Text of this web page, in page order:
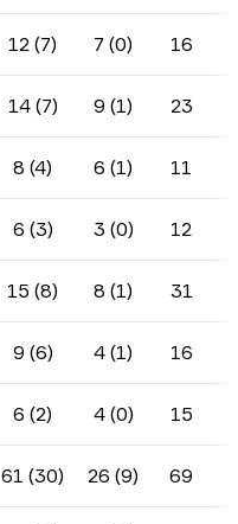
12 (7) 7 (0) 16
14 (7) 9 (1) 23
8 (4) 6 (1) 11
6 (3) 3 (0) 12
15 (8) 8 (1) 31
9 (6) 4 (1) 16
6 (2) 4 (0) 15
61 (30) 26 (9) 69